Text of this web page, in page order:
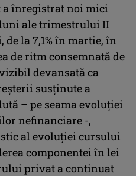
înregistrat noi mici
ale trimestrului II
de la 7,1% în martie, în
de ritm consemnată de
devansată ca
susţinute a
– pe seama evoluţiei
nefinanciare -,
al evoluţiei cursului
componentei în lei
privat a continuat